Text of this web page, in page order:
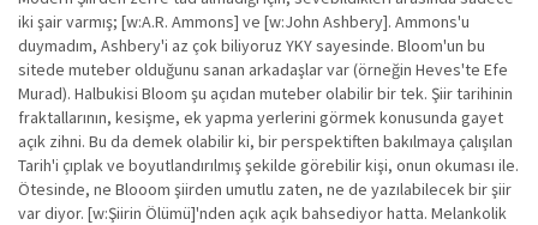
iki şair varmış; [w:A.R. Ammons] ve [w:John Ashbery]. Ammons'u
duymadım, Ashbery'i az çok biliyoruz YKY sayesinde. Bloom'un bu
sitede muteber olduğunu sanan arkadaşlar var (örneğin Heves'te Efe
Murad). Halbukisi Bloom şu açıdan muteber olabilir bir tek. Şiir tarihinin
fraktallarının, kesişme, ek yapma yerlerini görmek konusunda gayet
açık zihni. Bu da demek olabilir ki, bir perspektiften bakılmaya çalışılan
Tarih'i çıplak ve boyutlandırılmış şekilde görebilir kişi, onun okuması ile.
Ötesinde, ne Blooom şiirden umutlu zaten, ne de yazılabilecek bir şiir
var diyor. [w:Şiirin Ölümü]'nden açık açık bahsediyor hatta. Melankolik